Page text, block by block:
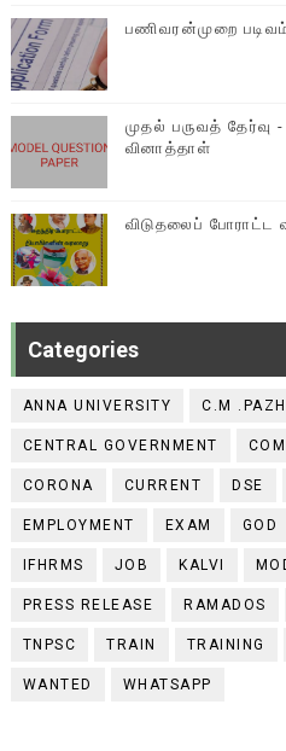
பணிவரன்முறை
முதல் பருவத் தேர்வு -
வினாத்தாள்
விடுதலைப் போராட்ட
Categories
ANNA UNIVERSITY C.M
CENTRAL GOVERNMENT
CORONA CURRENT DSE
EMPLOYMENT EXAM GOD
IFHRMS JOB KALVI
PRESS RELEASE RAMADOS
TNPSC TRAIN TRAINING
WANTED WHATSAPP